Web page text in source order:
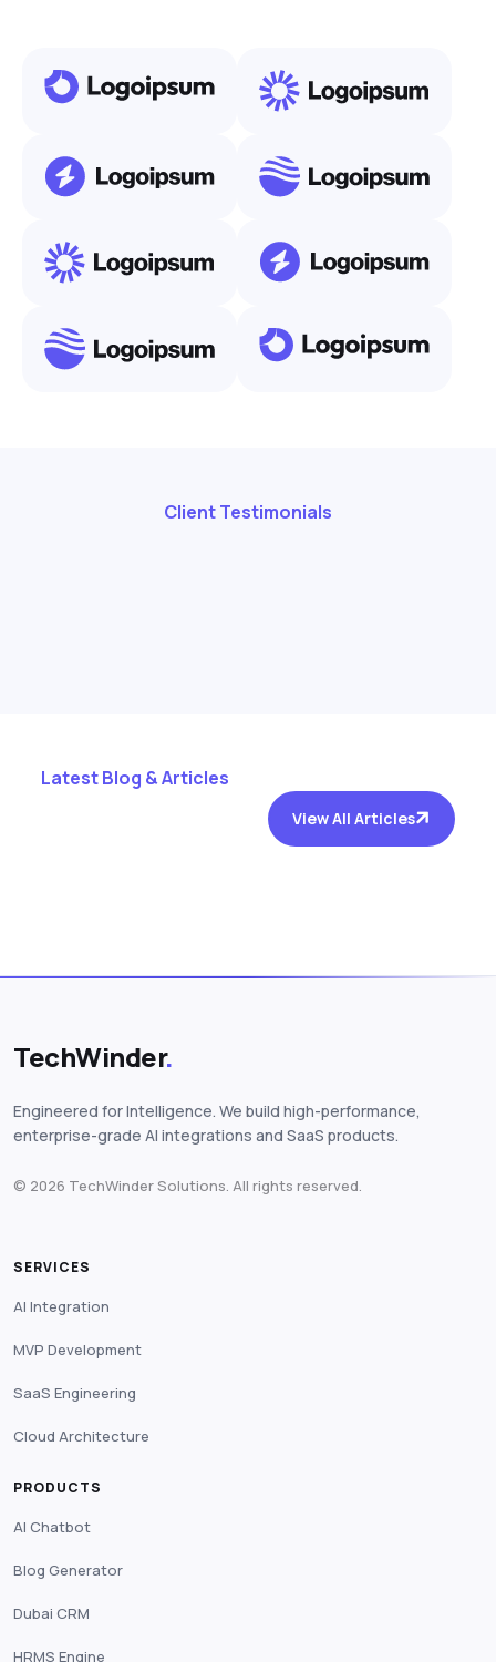
Client Testimonials
Latest Blog & Articles
View All Articles
TechWinder.
Engineered for Intelligence. We build high-performance,
enterprise-grade AI integrations and SaaS products.
© 2026 TechWinder Solutions. All rights reserved.
SERVICES
AI Integration
MVP Development
SaaS Engineering
Cloud Architecture
PRODUCTS
AI Chatbot
Blog Generator
Dubai CRM
HRMS Engine